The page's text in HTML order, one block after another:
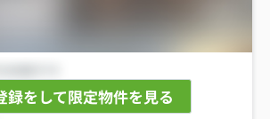
録をして限定物件を見る